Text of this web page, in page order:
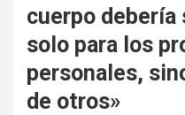
cuerpo
solo para los
personales,
de otros»